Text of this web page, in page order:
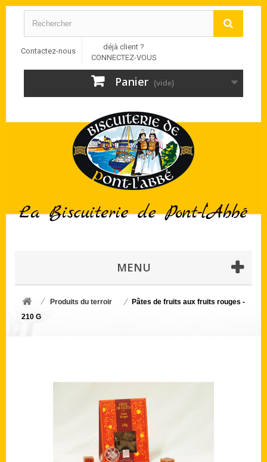
Contactez-nous
déjà client ?
CONNECTEZ-VOUS
Panier (vide)
MENU
Produits du terroir
Pâtes de fruits aux fruits rouges -
210 G